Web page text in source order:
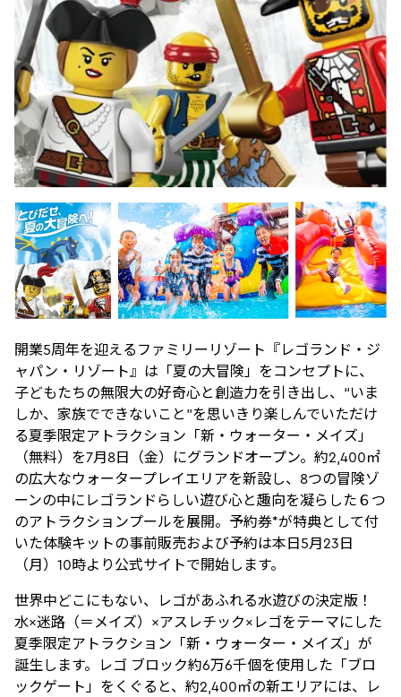
開業5周年を迎えるファミリーリゾート『レゴランド・ジ
ャパン・リゾート』は「夏の大冒険」をコンセプトに、
子どもたちの無限大の好奇心と創造力を引き出し、“いま
しか、家族でできないこと”を思いきり楽しんでいただけ
る夏季限定アトラクション「新・ウォーター・メイズ」
（無料）を7月8日（金）にグランドオープン。約2,400㎡
の広大なウォータープレイエリアを新設し、8つの冒険ゾ
ーンの中にレゴランドらしい遊び心と趣向を凝らした６つ
のアトラクションプールを展開。予約券*が特典として付
いた体験キットの事前販売および予約は本日5月23日
（月）10時より公式サイトで開始します。
世界中どこにもない、レゴがあふれる水遊びの決定版！
水×迷路（＝メイズ）×アスレチック×レゴをテーマにした
夏季限定アトラクション「新・ウォーター・メイズ」が
誕生します。レゴ ブロック約6万6千個を使用した「ブロ
ックゲート」をくぐると、約2,400㎡の新エリアには、レ